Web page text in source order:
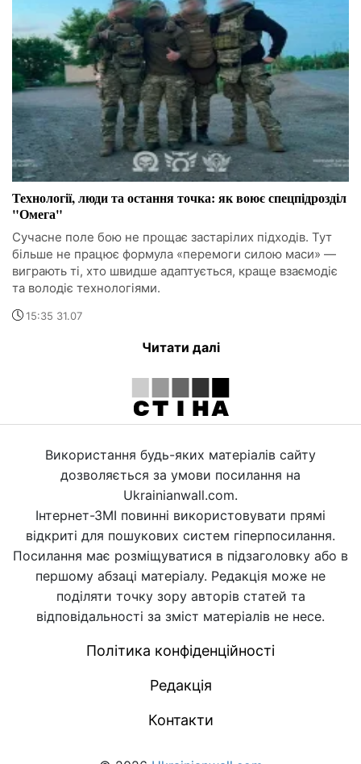
Технології, люди та остання точка: як воює спецпідрозділ
"Омега"
Сучасне поле бою не прощає застарілих підходів. Тут
більше не працює формула «перемоги силою маси» —
виграють ті, хто швидше адаптується, краще взаємодіє
та володіє технологіями.
15:35 31.07
Читати далі
Використання будь-яких матеріалів сайту
дозволяється за умови посилання на
Ukrainianwall.com.
Інтернет-ЗМІ повинні використовувати прямі
відкриті для пошукових систем гіперпосилання.
Посилання має розміщуватися в підзаголовку або в
першому абзаці матеріалу. Редакція може не
поділяти точку зору авторів статей та
відповідальності за зміст матеріалів не несе.
Політика конфіденційності
Редакція
Контакти